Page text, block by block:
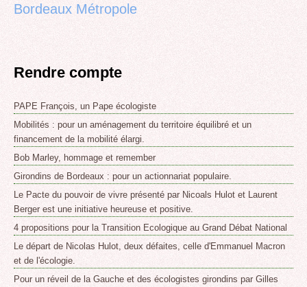
Bordeaux Métropole
Rendre compte
PAPE François, un Pape écologiste
Mobilités : pour un aménagement du territoire équilibré et un
financement de la mobilité élargi.
Bob Marley, hommage et remember
Girondins de Bordeaux : pour un actionnariat populaire.
Le Pacte du pouvoir de vivre présenté par Nicoals Hulot et Laurent
Berger est une initiative heureuse et positive.
4 propositions pour la Transition Ecologique au Grand Débat National
Le départ de Nicolas Hulot, deux défaites, celle d'Emmanuel Macron
et de l'écologie.
Pour un réveil de la Gauche et des écologistes girondins par Gilles